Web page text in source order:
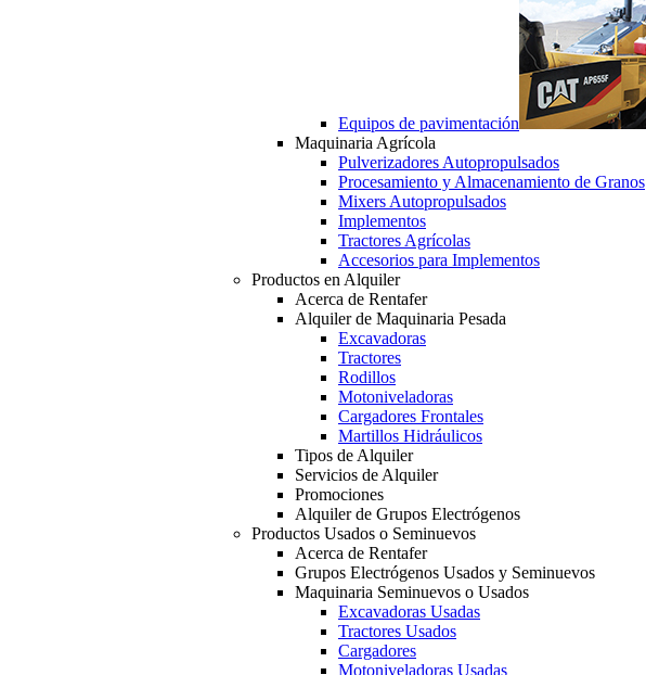
Equipos de pavimentación
Maquinaria Agrícola
Pulverizadores Autopropulsados
Procesamiento y Almacenamiento de Granos
Mixers Autopropulsados
Implementos
Tractores Agrícolas
Accesorios para Implementos
Productos en Alquiler
Acerca de Rentafer
Alquiler de Maquinaria Pesada
Excavadoras
Tractores
Rodillos
Motoniveladoras
Cargadores Frontales
Martillos Hidráulicos
Tipos de Alquiler
Servicios de Alquiler
Promociones
Alquiler de Grupos Electrógenos
Productos Usados o Seminuevos
Acerca de Rentafer
Grupos Electrógenos Usados y Seminuevos
Maquinaria Seminuevos o Usados
Excavadoras Usadas
Tractores Usados
Cargadores
Motoniveladoras Usadas